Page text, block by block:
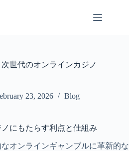
世代のオンラインカジノ
23, 2026 Blog
にもたらす利点と仕組み
オンラインギャンブルに革新的な